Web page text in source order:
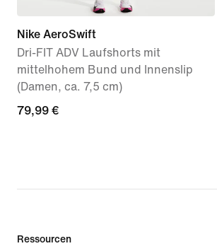
Nike AeroSwift
Dri-FIT ADV Laufshorts mit
mittelhohem Bund und Innenslip
(Damen, ca. 7,5 cm)
79,99 €
79,99 €
Ressourcen